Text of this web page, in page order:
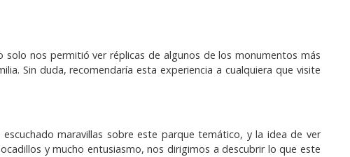
nos permitió ver réplicas de algunos de los monumentos más
Sin duda, recomendaría esta experiencia a cualquiera que visite
maravillas sobre este parque temático, y la idea de ver
y mucho entusiasmo, nos dirigimos a descubrir lo que este